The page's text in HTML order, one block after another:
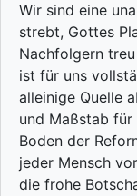
Wir sind eine
strebt, Gottes
Nachfolgern
ist für uns
alleinige Quelle
und Maßstab für
Boden der
jeder Mensch
die frohe